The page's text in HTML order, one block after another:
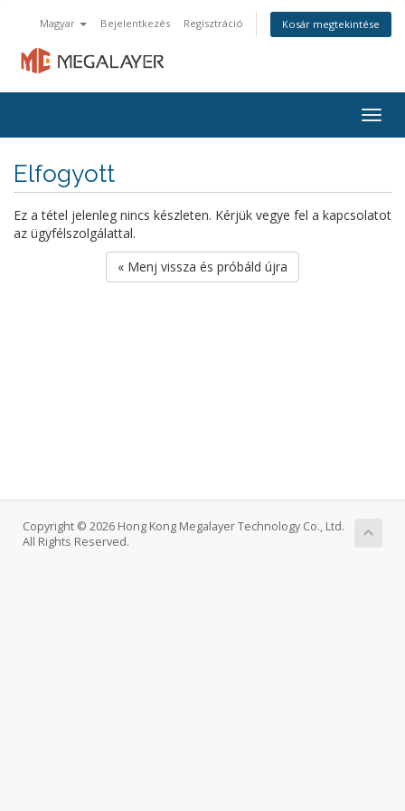
Magyar Bejelentkezés Regisztráció Kosár megtekintése
Elfogyott
Ez a tétel jelenleg nincs készleten. Kérjük vegye fel a kapcsolatot
az ügyfélszolgálattal.
« Menj vissza és próbáld újra
Copyright © 2026 Hong Kong Megalayer Technology Co., Ltd.
All Rights Reserved.